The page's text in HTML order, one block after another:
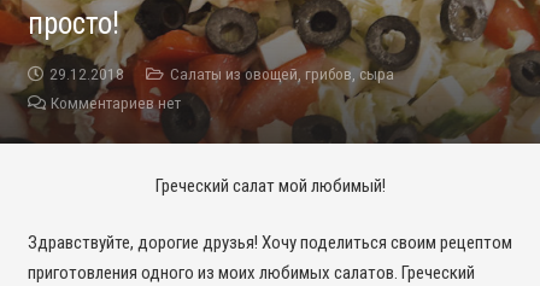
просто!
29.12.2018
Салаты из овощей, грибов, сыра
Комментариев нет
Греческий салат мой любимый!
Здравствуйте, дорогие друзья! Хочу поделиться своим рецептом
приготовления одного из моих любимых салатов. Греческий